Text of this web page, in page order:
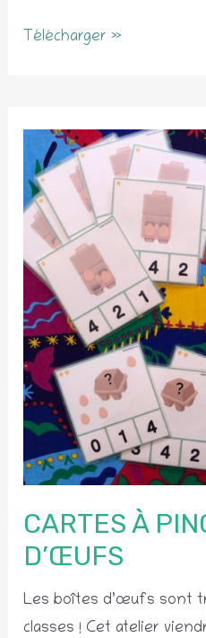
Faire
notion
de
quantité
Télécharger »
CARTES À
D’ŒUFS
Les boîtes d’œufs sont
classes ! Cet atelier